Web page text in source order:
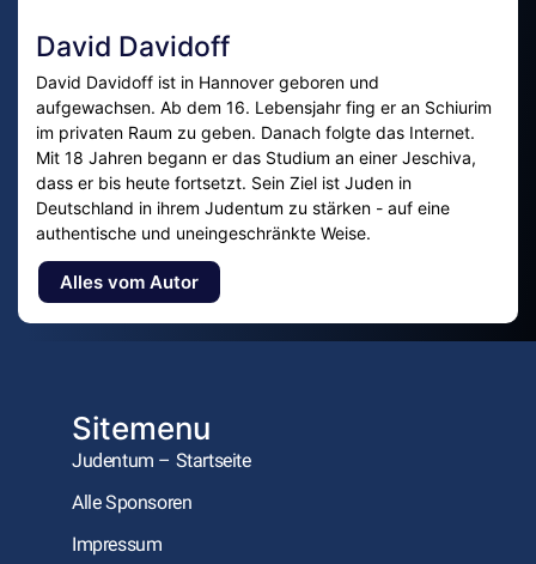
David Davidoff
David Davidoff ist in Hannover geboren und
aufgewachsen. Ab dem 16. Lebensjahr fing er an Schiurim
im privaten Raum zu geben. Danach folgte das Internet.
Mit 18 Jahren begann er das Studium an einer Jeschiva,
dass er bis heute fortsetzt. Sein Ziel ist Juden in
Deutschland in ihrem Judentum zu stärken - auf eine
authentische und uneingeschränkte Weise.
Alles vom Autor
Sitemenu
Judentum – Startseite
Alle Sponsoren
Impressum